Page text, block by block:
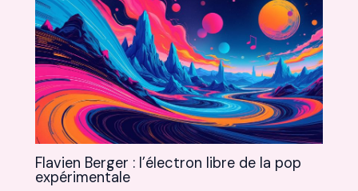
Flavien Berger : l’électron libre de la pop
expérimentale